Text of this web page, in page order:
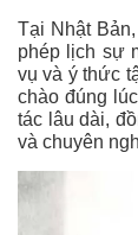
Tại Nhật
phép lịch sự
vụ và ý thức
chào đúng
tác lâu dài,
và chuyên